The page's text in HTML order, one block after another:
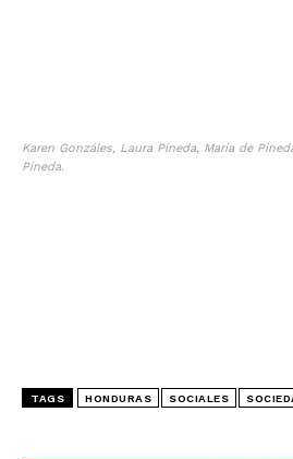
Karen Gonzáles, Laura Pineda, María de
Pineda.
TAGS HONDURAS SOCIALES